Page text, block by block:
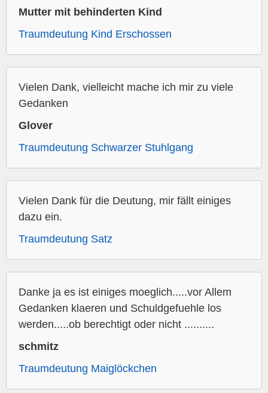
Mutter mit behinderten Kind
Traumdeutung Kind Erschossen
Vielen Dank, vielleicht mache ich mir zu viele
Gedanken
Glover
Traumdeutung Schwarzer Stuhlgang
Vielen Dank für die Deutung, mir fällt einiges
dazu ein.
Traumdeutung Satz
Danke ja es ist einiges moeglich.....vor Allem
Gedanken klaeren und Schuldgefuehle los
werden.....ob berechtigt oder nicht ..........
schmitz
Traumdeutung Maiglöckchen